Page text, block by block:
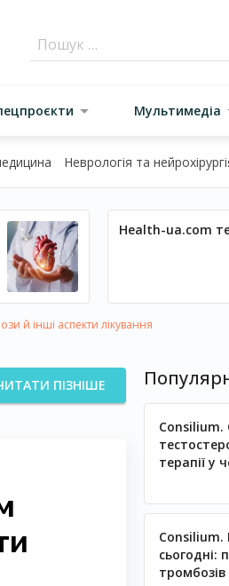
Мультимедіа
Неврологія та
Health-ua.com
й інші аспекти лікування
ПІЗНІШЕ
Consilium.
терапії у
Consilium.
сьогодні: